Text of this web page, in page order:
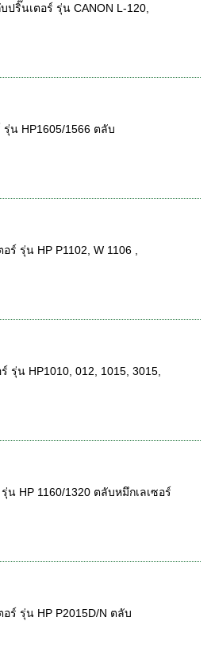
ปริ๊นเตอร์ รุ่น CANON L-120,
น HP1605/1566 ตลับ
ร์ รุ่น HP P1102, W 1106 ,
รุ่น HP1010, 012, 1015, 3015,
HP 1160/1320 ตลับหมึกเลเซอร์
ร์ รุ่น HP P2015D/N ตลับ